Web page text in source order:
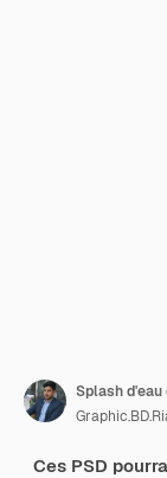
Splash
Ces PSD